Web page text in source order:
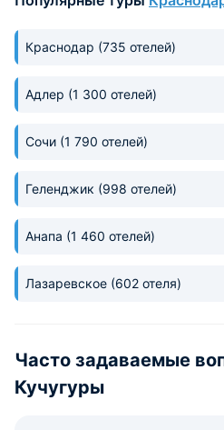
телевизор, терраса на балконе.
запахов. Получился у нас
зоне!
Краснодар (735 отелей)
Адлер (1 300 отелей)
Сочи (1 790 отелей)
Геленджик (998 отелей)
Анапа (1 460 отелей)
Лазаревское (602 отеля)
Часто задаваемые
Кучугуры